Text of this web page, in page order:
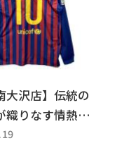
大沢店】伝統の
織りなす情熱の
バルセロナの20